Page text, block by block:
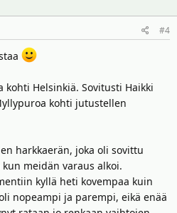
#4
kohti Helsinkiä. Sovitusti Haikki
kohti jutustellen
harkkaerän, joka oli sovittu
meidän varaus alkoi.
kyllä heti kovempaa kuin
nopeampi ja parempi, eikä enää